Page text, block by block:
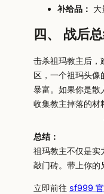
补给品： 大
四、 战后
击杀祖玛教主后，
区，一个祖玛头像
暴富。如果你是散
收集教主掉落的材
总结：
祖玛教主不仅是实
敲门砖。带上你的
立即前往 sf999